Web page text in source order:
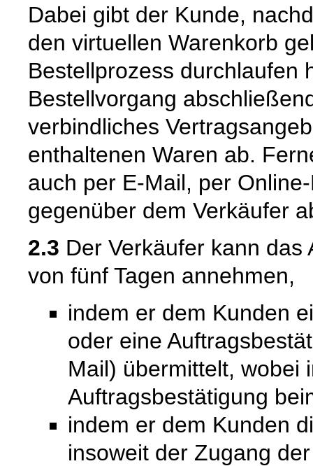
Dabei gibt der Kunde,
den virtuellen Warenkorb
Bestellprozess durchlaufen
Bestellvorgang
verbindliches
enthaltenen Waren ab.
auch per E-Mail, per
gegenüber dem Verkäufer
2.3 Der Verkäufer kann
von fünf Tagen annehmen,
indem er dem Kunden
oder eine
Mail) übermittelt, wobei
Auftragsbestätigung
indem er dem Kunden
insoweit der Zugang